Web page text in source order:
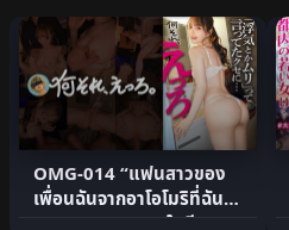
OMG-014 “แฟนสาวของ
เพื่อนฉันจากอาโอโมริที่ฉัน